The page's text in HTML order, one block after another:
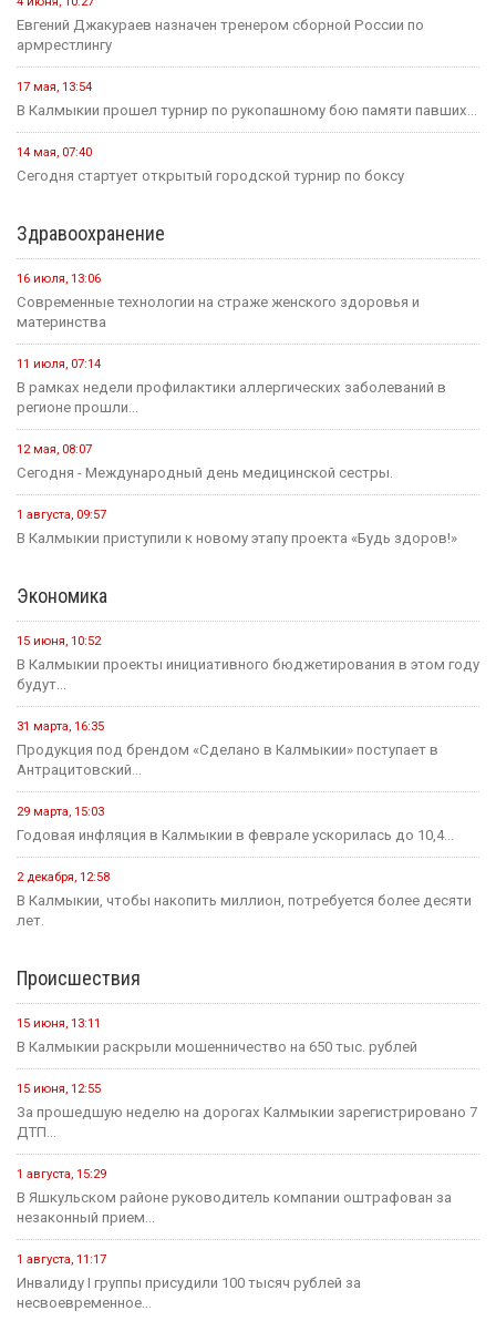
Евгений Джакураев назначен тренером сборной России по
армрестлингу
17 мая, 13:54
В Калмыкии прошел турнир по рукопашному бою памяти павших...
14 мая, 07:40
Сегодня стартует открытый городской турнир по боксу
Здравоохранение
16 июля, 13:06
Современные технологии на страже женского здоровья и
материнства
11 июля, 07:14
В рамках недели профилактики аллергических заболеваний в
регионе прошли...
12 мая, 08:07
Сегодня - Международный день медицинской сестры.
1 августа, 09:57
В Калмыкии приступили к новому этапу проекта «Будь здоров!»
Экономика
15 июня, 10:52
В Калмыкии проекты инициативного бюджетирования в этом году
будут...
31 марта, 16:35
Продукция под брендом «Сделано в Калмыкии» поступает в
Антрацитовский...
29 марта, 15:03
Годовая инфляция в Калмыкии в феврале ускорилась до 10,4...
2 декабря, 12:58
В Калмыкии, чтобы накопить миллион, потребуется более десяти
лет.
Происшествия
15 июня, 13:11
В Калмыкии раскрыли мошенничество на 650 тыс. рублей
15 июня, 12:55
За прошедшую неделю на дорогах Калмыкии зарегистрировано 7
ДТП...
1 августа, 15:29
В Яшкульском районе руководитель компании оштрафован за
незаконный прием...
1 августа, 11:17
Инвалиду I группы присудили 100 тысяч рублей за
несвоевременное...